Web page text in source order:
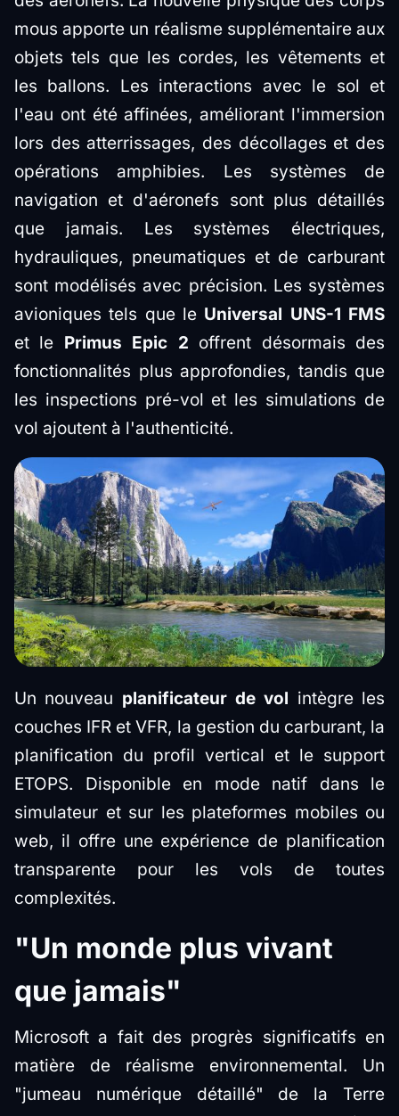
mous apporte un réalisme supplémentaire aux
objets tels que les cordes, les vêtements et
les ballons. Les interactions avec le sol et
l'eau ont été affinées, améliorant l'immersion
lors des atterrissages, des décollages et des
opérations amphibies. Les systèmes de
navigation et d'aéronefs sont plus détaillés
que jamais. Les systèmes électriques,
hydrauliques, pneumatiques et de carburant
sont modélisés avec précision. Les systèmes
avioniques tels que le Universal UNS-1 FMS
et le Primus Epic 2 offrent désormais des
fonctionnalités plus approfondies, tandis que
les inspections pré-vol et les simulations de
vol ajoutent à l'authenticité.
Un nouveau planificateur de vol intègre les
couches IFR et VFR, la gestion du carburant, la
planification du profil vertical et le support
ETOPS. Disponible en mode natif dans le
simulateur et sur les plateformes mobiles ou
web, il offre une expérience de planification
transparente pour les vols de toutes
complexités.
"Un monde plus vivant
que jamais"
Microsoft a fait des progrès significatifs en
matière de réalisme environnemental. Un
"jumeau numérique détaillé" de la Terre